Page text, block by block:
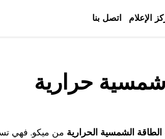
الإعلام اتصل بنا
حرارية
الشمسية الحرارية من ميكو. فهي